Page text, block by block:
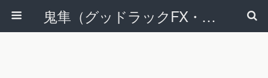
鬼隼（グッドラックFX・改）